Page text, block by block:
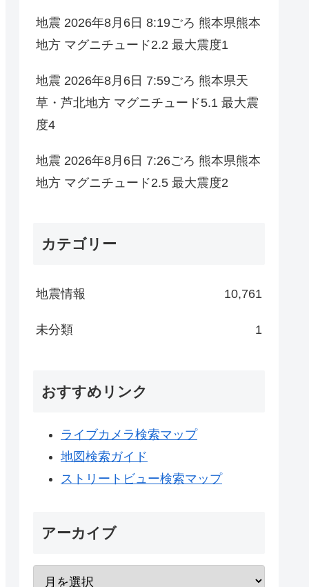
地震 2026年8月6日 8:19ごろ 熊本県熊本
地方 マグニチュード2.2 最大震度1
地震 2026年8月6日 7:59ごろ 熊本県天
草・芦北地方 マグニチュード5.1 最大震
度4
地震 2026年8月6日 7:26ごろ 熊本県熊本
地方 マグニチュード2.5 最大震度2
カテゴリー
地震情報 10,761
未分類 1
おすすめリンク
ライブカメラ検索マップ
地図検索ガイド
ストリートビュー検索マップ
アーカイブ